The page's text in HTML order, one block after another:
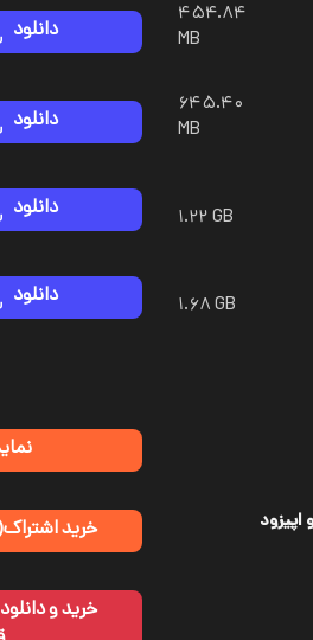
۴۵۴.۸۴
MB
دانلود
۶۴۵.۴۰
MB
دانلود
۱.۲۲ GB دانلود
۱.۶۸ GB دانلود
خرید اشتراک